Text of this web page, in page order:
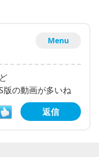
Menu
の動画が多いね
返信